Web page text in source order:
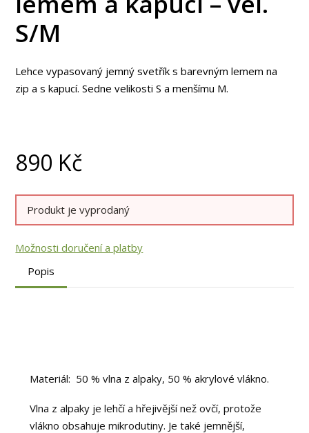
S/M
Lehce vypasovaný jemný svetřík s barevným lemem na
zip a s kapucí. Sedne velikosti S a menšímu M.
890 Kč
Produkt je vyprodaný
Možnosti doručení a platby
Popis
Materiál: 50 % vlna z alpaky, 50 % akrylové vlákno.
Vlna z alpaky je lehčí a hřejivější než ovčí, protože
vlákno obsahuje mikrodutiny. Je také jemnější,